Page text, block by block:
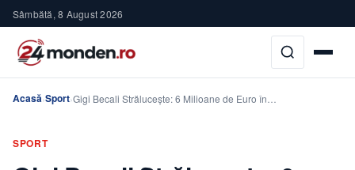
Sâmbătă, 8 August 2026
Acasă›Sport›Gigi Becali Strălucește: 6 Milioane de Euro în…
SPORT